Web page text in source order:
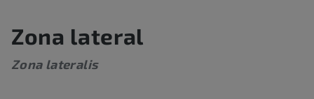
Zona lateral
Zona lateralis